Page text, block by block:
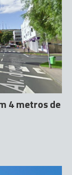
4 metros de